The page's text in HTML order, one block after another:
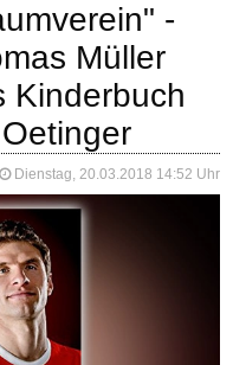
-
Müller
Kinderbuch
Dienstag, 20.03.2018 14:52 Uhr